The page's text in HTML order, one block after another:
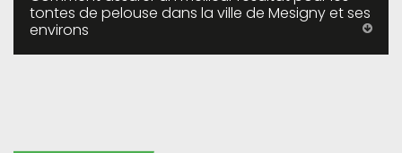
tontes de pelouse dans la ville de Mesigny et ses
environs